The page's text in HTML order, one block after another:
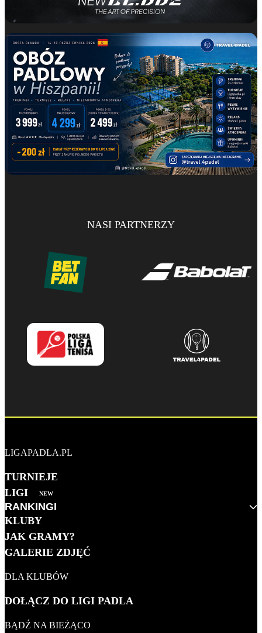
NASI PARTNERZY
LIGAPADLA.PL
TURNIEJE
LIGI
NEW
RANKINGI
MĘŻCZYZN 2026
KOBIET 2026
KLUBOWY
KLUBY
JAK GRAMY?
GALERIE ZDJĘĆ
DLA KLUBÓW
DOŁĄCZ DO LIGI PADLA
BĄDŹ NA BIEŻĄCO